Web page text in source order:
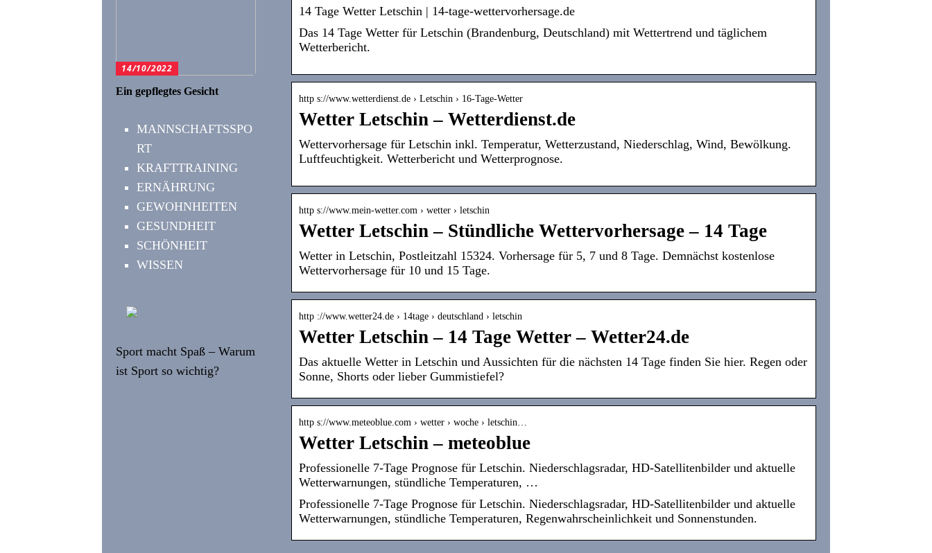
14 Tage Wetter Letschin | 14-tage-wettervorhersage.de
Das 14 Tage Wetter für Letschin (Brandenburg, Deutschland) mit Wettertrend und täglichem
Wetterbericht.
http s://www.wetterdienst.de › Letschin › 16-Tage-Wetter
Wetter Letschin – Wetterdienst.de
Wettervorhersage für Letschin inkl. Temperatur, Wetterzustand, Niederschlag, Wind, Bewölkung.
Luftfeuchtigkeit. Wetterbericht und Wetterprognose.
http s://www.mein-wetter.com › wetter › letschin
Wetter Letschin – Stündliche Wettervorhersage – 14 Tage
Wetter in Letschin, Postleitzahl 15324. Vorhersage für 5, 7 und 8 Tage. Demnächst kostenlose
Wettervorhersage für 10 und 15 Tage.
http ://www.wetter24.de › 14tage › deutschland › letschin
Wetter Letschin – 14 Tage Wetter – Wetter24.de
Das aktuelle Wetter in Letschin und Aussichten für die nächsten 14 Tage finden Sie hier. Regen oder
Sonne, Shorts oder lieber Gummistiefel?
http s://www.meteoblue.com › wetter › woche › letschin…
Wetter Letschin – meteoblue
Professionelle 7-Tage Prognose für Letschin. Niederschlagsradar, HD-Satellitenbilder und aktuelle
Wetterwarnungen, stündliche Temperaturen, …
Professionelle 7-Tage Prognose für Letschin. Niederschlagsradar, HD-Satellitenbilder und aktuelle
Wetterwarnungen, stündliche Temperaturen, Regenwahrscheinlichkeit und Sonnenstunden.
14/10/2022
Ein gepflegtes Gesicht
MANNSCHAFTSSPO
RT
KRAFTTRAINING
ERNÄHRUNG
GEWOHNHEITEN
GESUNDHEIT
SCHÖNHEIT
WISSEN
Sport macht Spaß – Warum
ist Sport so wichtig?